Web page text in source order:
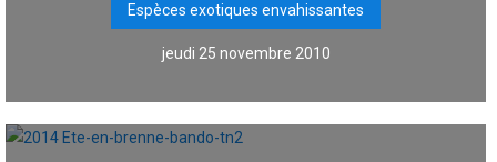
Espèces exotiques envahissantes
jeudi 25 novembre 2010